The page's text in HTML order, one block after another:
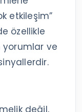
etkileşim”
özellikle
yorumlar ve